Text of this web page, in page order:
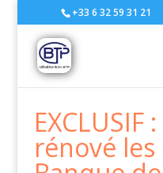
+33 6 32 59 31 21
EXCLUSIF
rénové les